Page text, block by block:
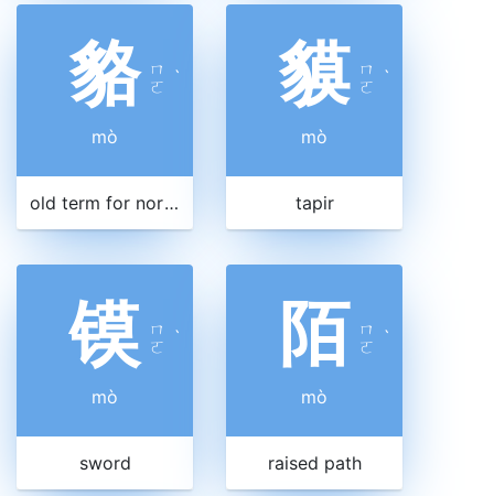
貉 ㄇ
ㄛ ˋ
mò
old term for northern peoples
貘 ㄇ
ㄛ ˋ
mò
tapir
镆 ㄇ
ㄛ ˋ
mò
sword
陌 ㄇ
ㄛ ˋ
mò
raised path